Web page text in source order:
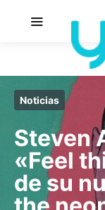
Noticias
Steven
«Feel
de su